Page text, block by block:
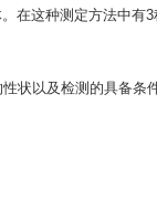
在这种测定方法中有3
状以及检测的具备条